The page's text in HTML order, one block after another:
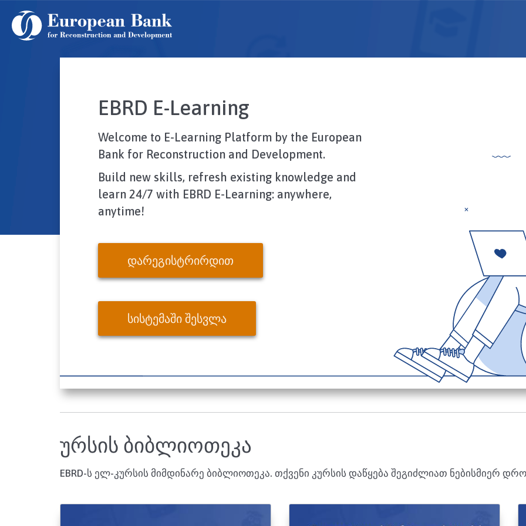
main
EBRD E-Learning
Welcome to E-Learning Platform by the European
Bank for Reconstruction and Development.
Build new skills, refresh existing knowledge and
learn 24/7 with EBRD E-Learning: anywhere,
anytime!
ᲓᲐᲠᲔᲒᲘᲡᲢᲠᲘᲠᲓᲘᲗ
ᲡᲘᲡᲢᲔᲛᲐᲨᲘ ᲨᲔᲡᲕᲚᲐ
ურსის ბიბლიოთეკა
EBRD-ს ელ-კურსის მიმდინარე ბიბლიოთეკა. თქვენი კურსის დაწყება შეგიძლიათ ნებისმიერ